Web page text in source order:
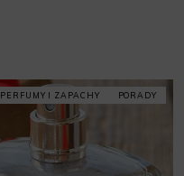
PERFUMY I ZAPACHY PORADY